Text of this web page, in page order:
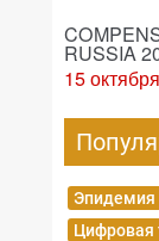
RUSSIA
15
Эпидемия
Цифровая